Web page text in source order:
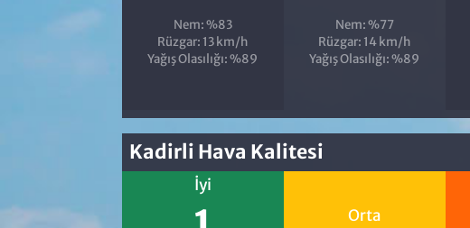
Nem: %83
Rüzgar: 13 km/h
Yağış Olasılığı: %89
Nem: %77
Rüzgar: 14 km/h
Yağış Olasılığı: %89
Kadirli Hava Kalitesi
İyi
Orta